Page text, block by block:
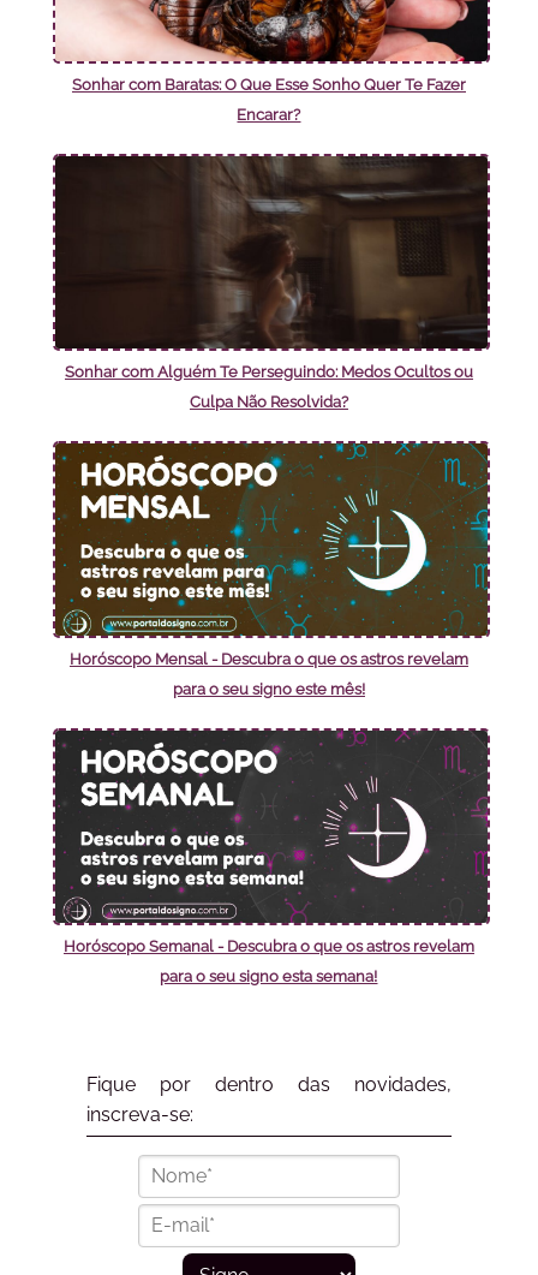
Sonhar com Baratas: O Que Esse Sonho Quer Te Fazer
Encarar?
Sonhar com Alguém Te Perseguindo: Medos Ocultos ou
Culpa Não Resolvida?
Horóscopo Mensal - Descubra o que os astros revelam
para o seu signo este mês!
Horóscopo Semanal - Descubra o que os astros revelam
para o seu signo esta semana!
Fique por dentro das novidades,
inscreva-se: